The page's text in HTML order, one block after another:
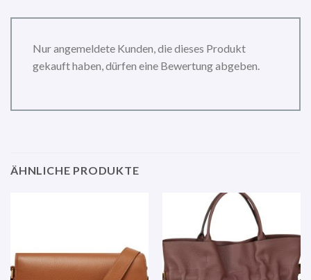
Nur angemeldete Kunden, die dieses Produkt
gekauft haben, dürfen eine Bewertung abgeben.
ÄHNLICHE PRODUKTE